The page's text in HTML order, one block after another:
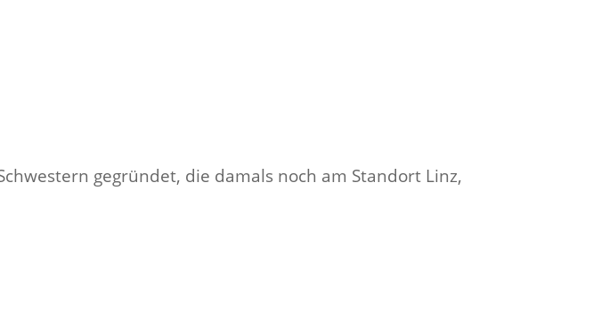
gegründet, die damals noch am Standort Linz,